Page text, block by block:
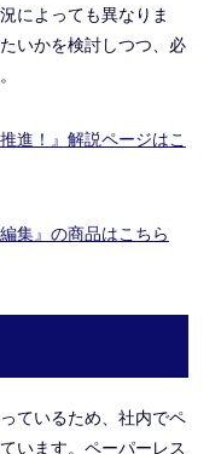
によっても異なりま
いかを検討しつつ、必
進！ 』解説ページはこ
集』の商品はこちら
ているため、社内でペ
います。ペーパーレス